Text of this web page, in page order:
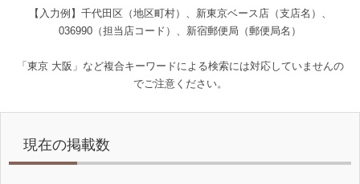
【入力例】千代田区（地区町村）、新東京ベース店（支店名）、
036990（担当店コード）、新宿郵便局（郵便局名）
「東京 大阪」など複合キーワードによる検索には対応していませんの
でご注意ください。
現在の掲載数